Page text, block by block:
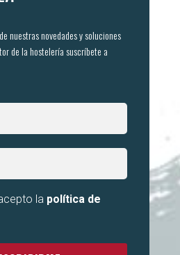
nuestras novedades y soluciones
de la hostelería suscríbete a
la política de